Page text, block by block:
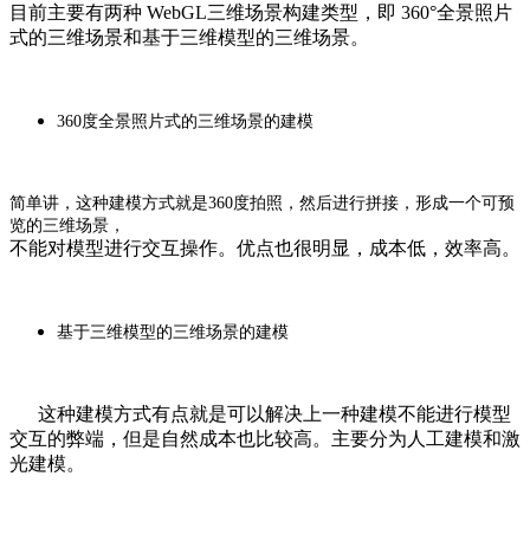
目前主要有两种 WebGL三维场景构建类型，即 360°全景照片
式的三维场景和基于三维模型的三维场景。
360度全景照片式的三维场景的建模
简单讲，这种建模方式就是360度拍照，然后进行拼接，形成一个可预
览的三维场景，
不能对模型进行交互操作。优点也很明显，成本低，效率高。
基于三维模型的三维场景的建模
这种建模方式有点就是可以解决上一种建模不能进行模型
交互的弊端，但是自然成本也比较高。主要分为人工建模和激
光建模。